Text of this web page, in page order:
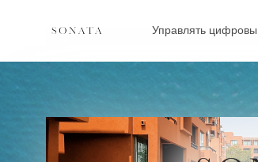
Управлять